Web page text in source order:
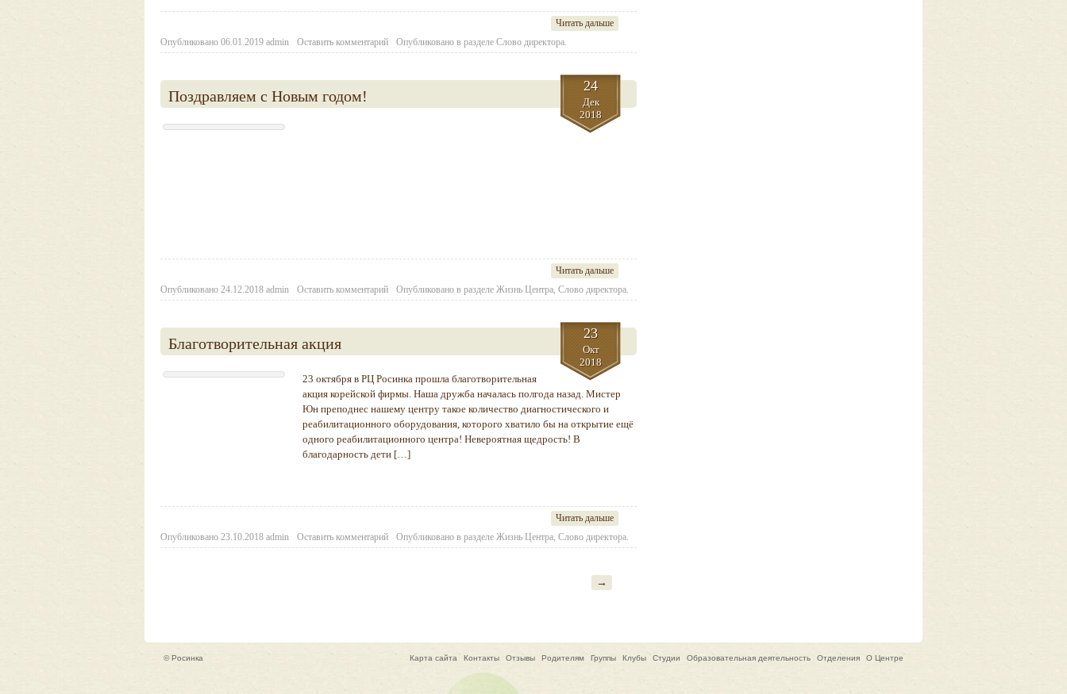
Читать дальше
Опубликовано 06.01.2019 admin Оставить комментарий Опубликовано в разделе Слово директора.
Поздравляем с Новым годом!
24
Дек
2018
Читать дальше
Опубликовано 24.12.2018 admin Оставить комментарий Опубликовано в разделе Жизнь Центра, Слово директора.
Благотворительная акция
23
Окт
2018
23 октября в РЦ Росинка прошла благотворительная
акция корейской фирмы. Наша дружба началась полгода назад. Мистер
Юн преподнес нашему центру такое количество диагностического и
реабилитационного оборудования, которого хватило бы на открытие ещё
одного реабилитационного центра! Невероятная щедрость! В
благодарность дети […]
Читать дальше
Опубликовано 23.10.2018 admin Оставить комментарий Опубликовано в разделе Жизнь Центра, Слово директора.
→
© Росинка О Центре
Отделения
Образовательная деятельность
Студии
Клубы
Группы
Родителям
Отзывы
Контакты
Карта сайта